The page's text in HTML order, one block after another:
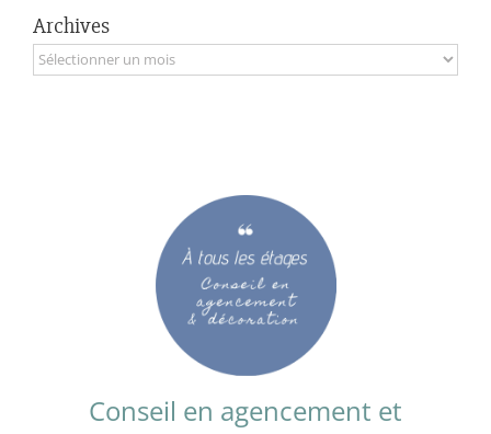
Archives
Archives
Conseil en agencement et